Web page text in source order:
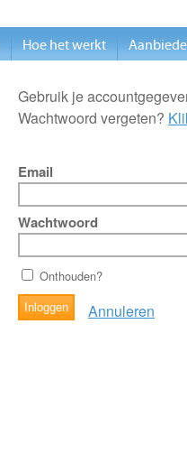
Gebruik je
Wachtwoord vergeten?
Email
Wachtwoord
Onthouden?
Annuleren
Hoe het werkt